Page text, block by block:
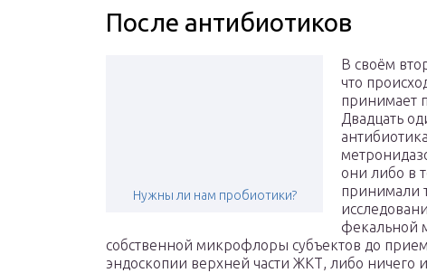
После антибиотиков
Нужны ли нам пробиотики?
В своём
что
принимает
Двадцать
они либо в
принимали
фекальной
собственной микрофлоры субъектов до
эндоскопии верхней части ЖКТ, либо ничего